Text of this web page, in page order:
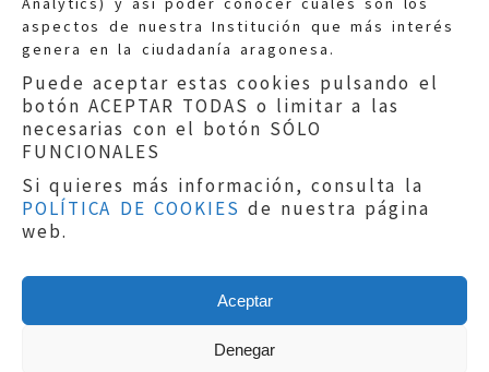
aspectos de nuestra Institución que más interés
genera en la ciudadanía aragonesa.
Puede aceptar estas cookies pulsando el
botón ACEPTAR TODAS o limitar a las
necesarias con el botón SÓLO
FUNCIONALES
Si quieres más información, consulta la
POLÍTICA DE COOKIES de nuestra página
web.
Aceptar
Denegar
informacion@eljusticiadearagon.es
Teléfonos:900 210 210/
Aviso legal|Política de privacidad|
Protección de Datos
Política de cookies
Copyright © 2019El Justicia de Aragón|
Sephor Consulting